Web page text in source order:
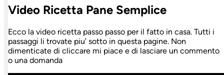
Video Ricetta Pane Semplice
Ecco la video ricetta passo passo per il fatto in casa. Tutti i
passaggi li trovate piu’ sotto in questa pagine. Non
dimenticate di cliccare mi piace e di lasciare un commento
o una domanda